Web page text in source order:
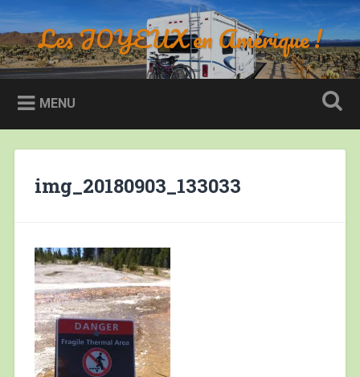
au
contenu
principal
RechercheLes JOYEUX en Amérique !
MENU
img_20180903_133033